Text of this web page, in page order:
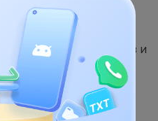
WhatsApp, загрузив и
на вашем компьютере,
Выберите опцию «С
вкладке «Перенос